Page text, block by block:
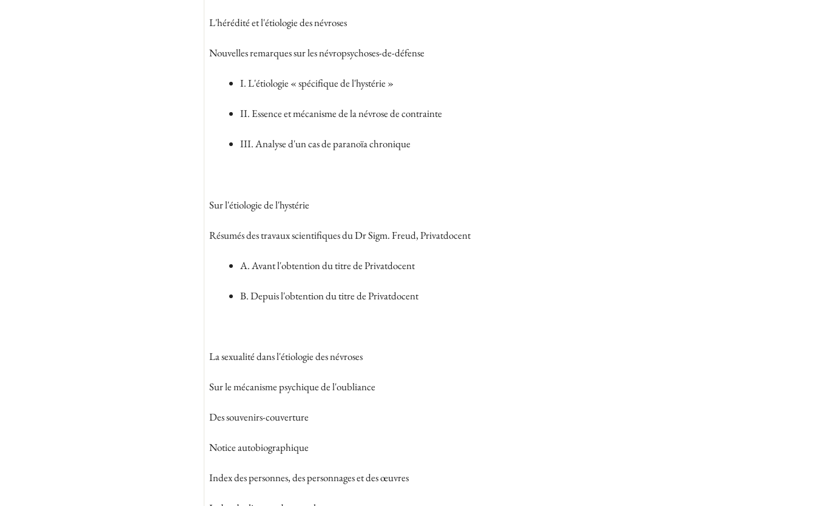
L'hérédité et l'étiologie des névroses
Nouvelles remarques sur les névropsychoses-de-défense
I. L'étiologie « spécifique de l'hystérie »
II. Essence et mécanisme de la névrose de contrainte
III. Analyse d'un cas de paranoïa chronique
Sur l'étiologie de l'hystérie
Résumés des travaux scientifiques du Dr Sigm. Freud, Privatdocent
A. Avant l'obtention du titre de Privatdocent
B. Depuis l'obtention du titre de Privatdocent
La sexualité dans l'étiologie des névroses
Sur le mécanisme psychique de l'oubliance
Des souvenirs-couverture
Notice autobiographique
Index des personnes, des personnages et des œuvres